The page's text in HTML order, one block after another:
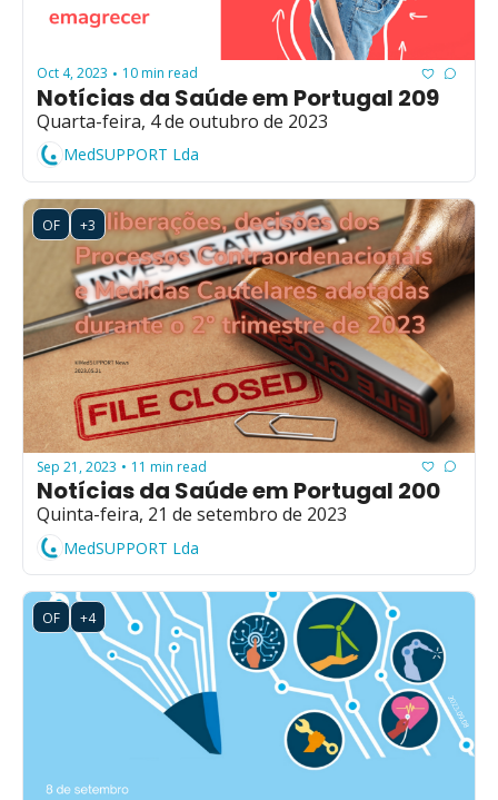
Oct 4, 2023 • 10 min read
Notícias da Saúde em Portugal 209
Quarta-feira, 4 de outubro de 2023
MedSUPPORT Lda
OF +3
Sep 21, 2023 • 11 min read
Notícias da Saúde em Portugal 200
Quinta-feira, 21 de setembro de 2023
MedSUPPORT Lda
OF +4